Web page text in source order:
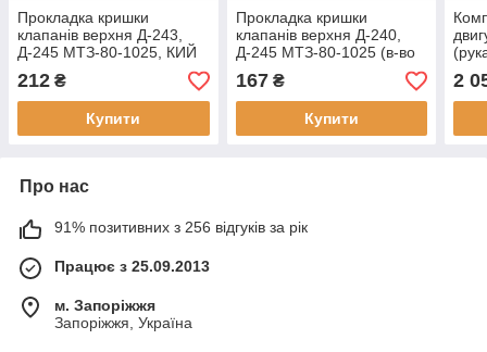
Прокладка кришки
клапанів верхня Д-243,
Д-245 МТЗ-80-1025, КИЙ
(звужена) (в-во ММЗ)
212 ₴
Купити
Прокладка кришки
клапанів верхня Д-240,
Д-245 МТЗ-80-1025 (в-во
Україна)
167₴
Купити
Д-
2
Про нас
91% позитивних з 256 відгуків за рік
Працює з 25.09.2013
м. Запоріжжя
Запоріжжя, Україна